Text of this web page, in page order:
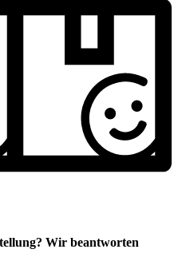
Wir beantworten